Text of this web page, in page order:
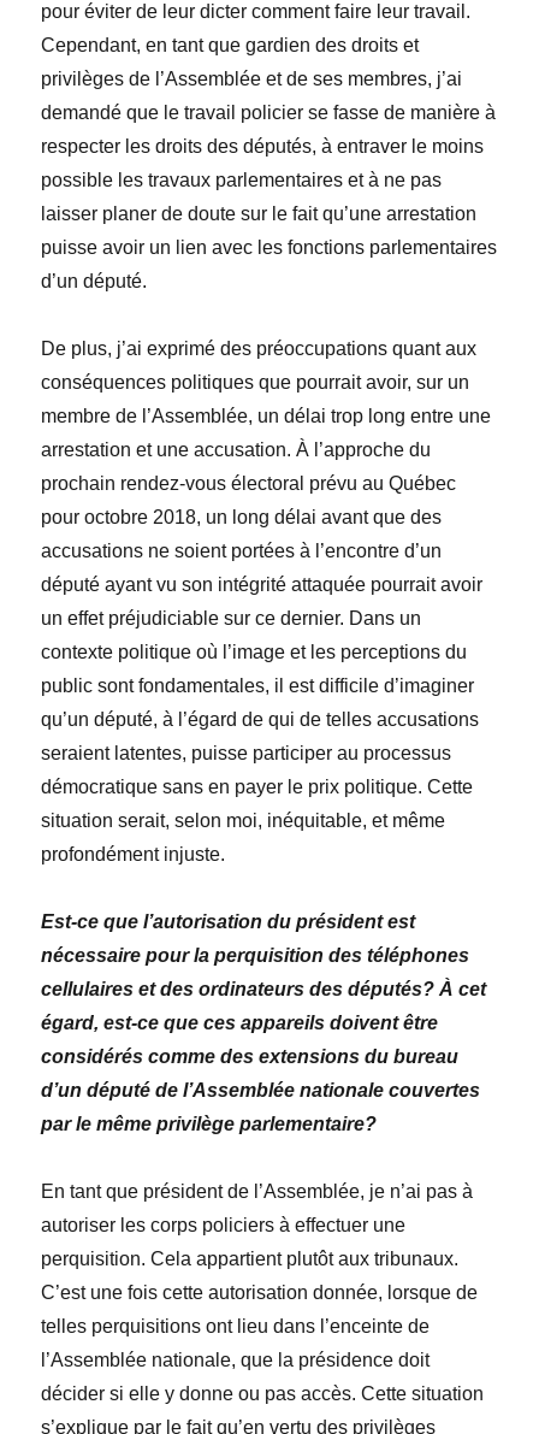
pour éviter de leur dicter comment faire leur travail.
Cependant, en tant que gardien des droits et
privilèges de l’Assemblée et de ses membres, j’ai
demandé que le travail policier se fasse de manière à
respecter les droits des députés, à entraver le moins
possible les travaux parlementaires et à ne pas
laisser planer de doute sur le fait qu’une arrestation
puisse avoir un lien avec les fonctions parlementaires
d’un député.
De plus, j’ai exprimé des préoccupations quant aux
conséquences politiques que pourrait avoir, sur un
membre de l’Assemblée, un délai trop long entre une
arrestation et une accusation. À l’approche du
prochain rendez-vous électoral prévu au Québec
pour octobre 2018, un long délai avant que des
accusations ne soient portées à l’encontre d’un
député ayant vu son intégrité attaquée pourrait avoir
un effet préjudiciable sur ce dernier. Dans un
contexte politique où l’image et les perceptions du
public sont fondamentales, il est difficile d’imaginer
qu’un député, à l’égard de qui de telles accusations
seraient latentes, puisse participer au processus
démocratique sans en payer le prix politique. Cette
situation serait, selon moi, inéquitable, et même
profondément injuste.
Est-ce que l’autorisation du président est
nécessaire pour la perquisition des téléphones
cellulaires et des ordinateurs des députés? À cet
égard, est-ce que ces appareils doivent être
considérés comme des extensions du bureau
d’un député de l’Assemblée nationale couvertes
par le même privilège parlementaire?
En tant que président de l’Assemblée, je n’ai pas à
autoriser les corps policiers à effectuer une
perquisition. Cela appartient plutôt aux tribunaux.
C’est une fois cette autorisation donnée, lorsque de
telles perquisitions ont lieu dans l’enceinte de
l’Assemblée nationale, que la présidence doit
décider si elle y donne ou pas accès. Cette situation
s’explique par le fait qu’en vertu des privilèges